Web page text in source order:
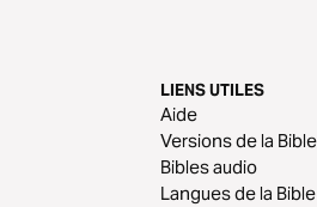
LIENS UTILES
Aide
Versions de la Bible
Bibles audio
Langues de la Bible